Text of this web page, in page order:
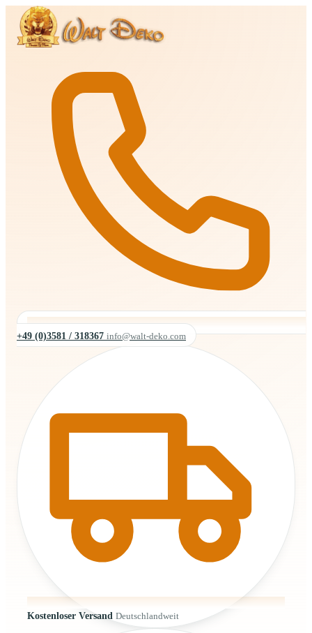
+49 (0)3581 / 318367 info@walt-deko.com
Kostenloser Versand Deutschlandweit